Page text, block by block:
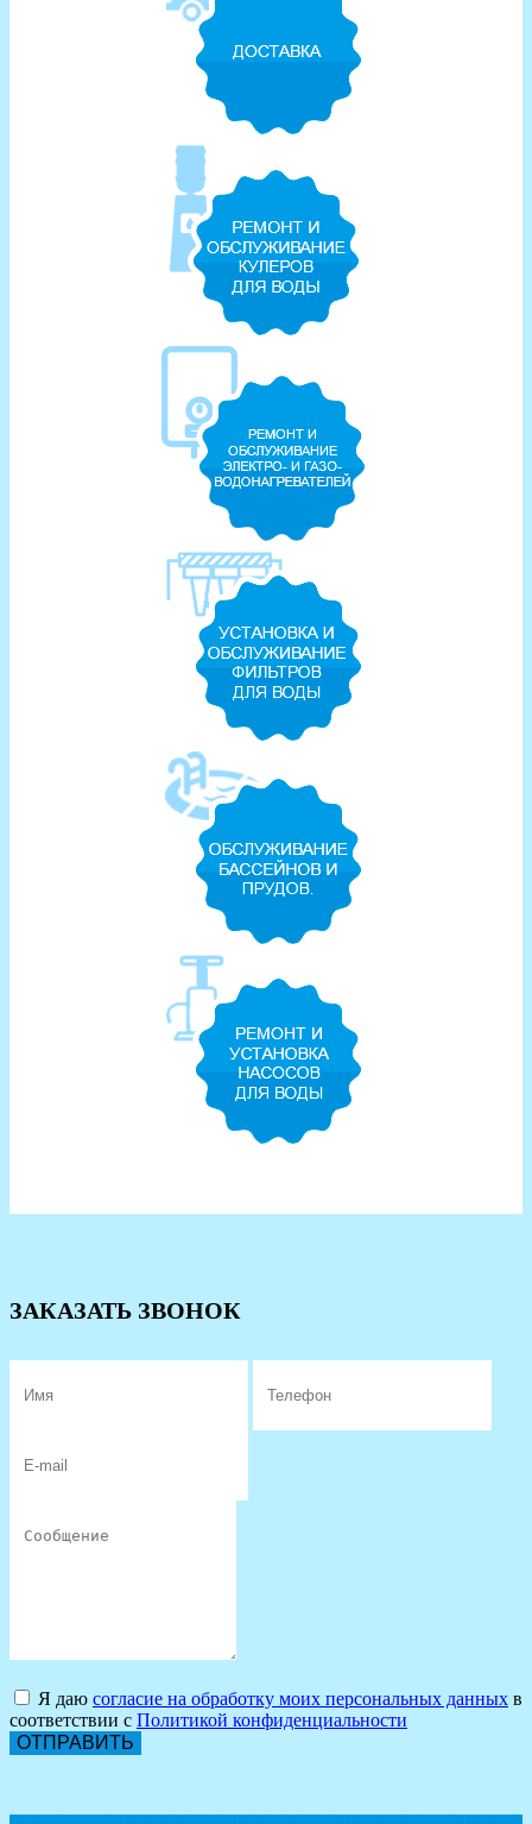
ЗАКАЗАТЬ ЗВОНОК
Я даю согласие на обработку моих персональных данных в
соответствии с Политикой конфиденциальности
ОТПРАВИТЬ